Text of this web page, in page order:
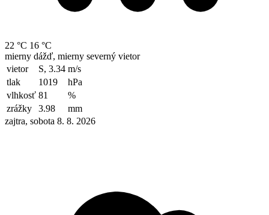
22 °C 16 °C
mierny dážď, mierny severný vietor
vietor
S, 3.34 m/s
tlak
1019
hPa
vlhkosť 81
%
zrážky
3.98
mm
zajtra, sobota 8. 8. 2026